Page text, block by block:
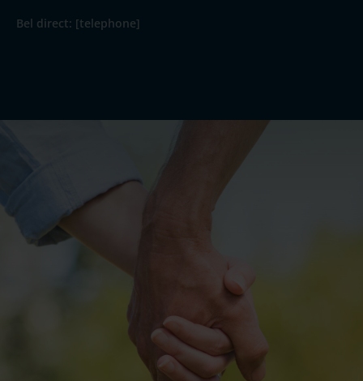
Bel direct: [telephone]